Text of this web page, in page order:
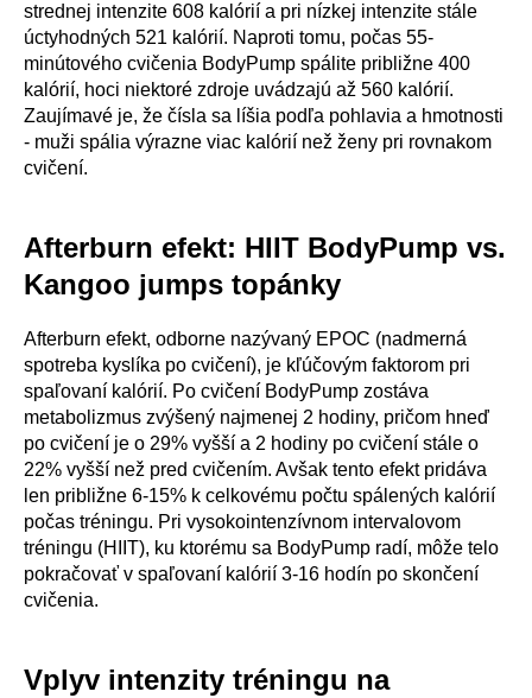
strednej intenzite 608 kalórií a pri nízkej intenzite stále
úctyhodných 521 kalórií. Naproti tomu, počas 55-
minútového cvičenia BodyPump spálite približne 400
kalórií, hoci niektoré zdroje uvádzajú až 560 kalórií.
Zaujímavé je, že čísla sa líšia podľa pohlavia a hmotnosti
- muži spália výrazne viac kalórií než ženy pri rovnakom
cvičení.
Afterburn efekt: HIIT BodyPump vs.
Kangoo jumps topánky
Afterburn efekt, odborne nazývaný EPOC (nadmerná
spotreba kyslíka po cvičení), je kľúčovým faktorom pri
spaľovaní kalórií. Po cvičení BodyPump zostáva
metabolizmus zvýšený najmenej 2 hodiny, pričom hneď
po cvičení je o 29% vyšší a 2 hodiny po cvičení stále o
22% vyšší než pred cvičením. Avšak tento efekt pridáva
len približne 6-15% k celkovému počtu spálených kalórií
počas tréningu. Pri vysokointenzívnom intervalovom
tréningu (HIIT), ku ktorému sa BodyPump radí, môže telo
pokračovať v spaľovaní kalórií 3-16 hodín po skončení
cvičenia.
Vplyv intenzity tréningu na